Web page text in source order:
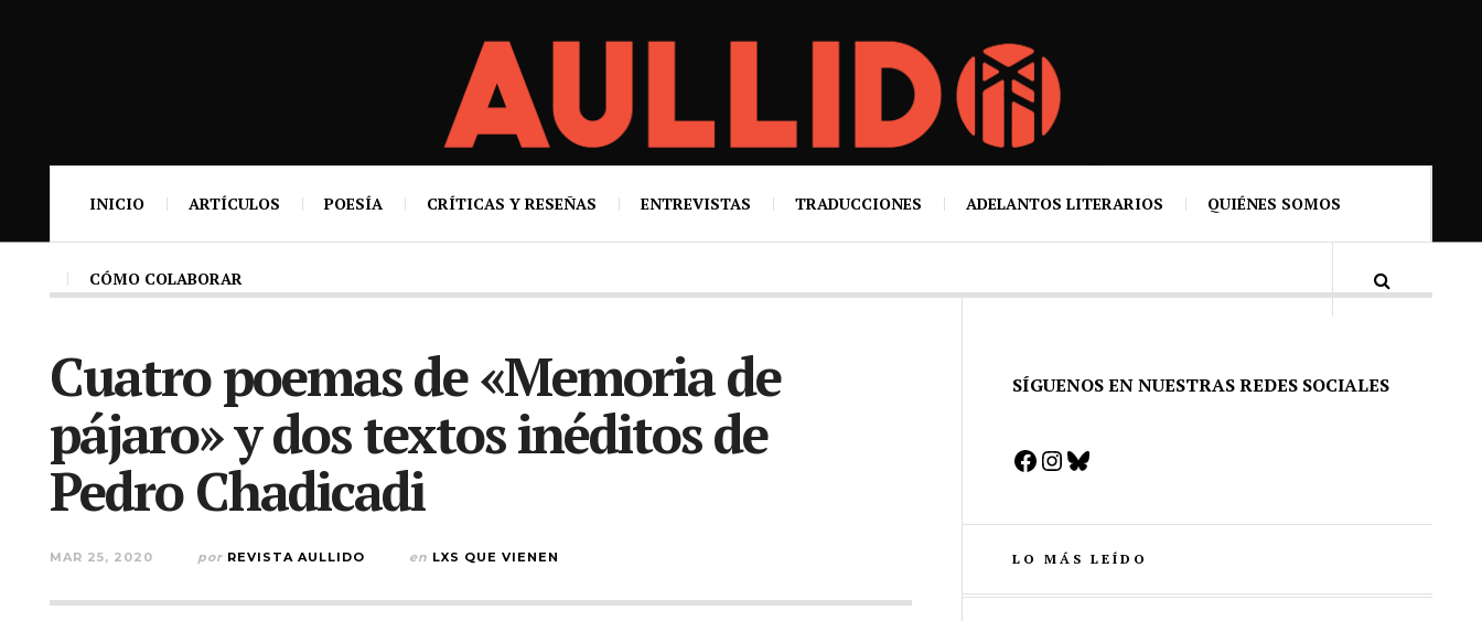
INICIO ARTÍCULOS POESÍA CRÍTICAS Y RESEÑAS ENTREVISTAS TRADUCCIONES ADELANTOS LITERARIOS QUIÉNES SOMOS
CÓMO COLABORAR
Cuatro poemas de «Memoria de
pájaro» y dos textos inéditos de
Pedro Chadicadi
MAR 25, 2020 por REVISTA AULLIDO en LXS QUE VIENEN
SÍGUENOS EN NUESTRAS REDES SOCIALES
Facebook
Instagram
Bluesky
LO MÁS LEÍDO